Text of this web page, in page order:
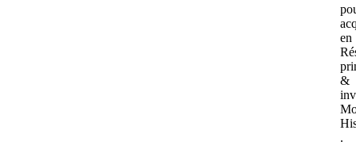
en
&
.